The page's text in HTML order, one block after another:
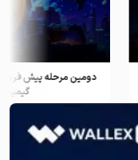
دومین مرحله پیش